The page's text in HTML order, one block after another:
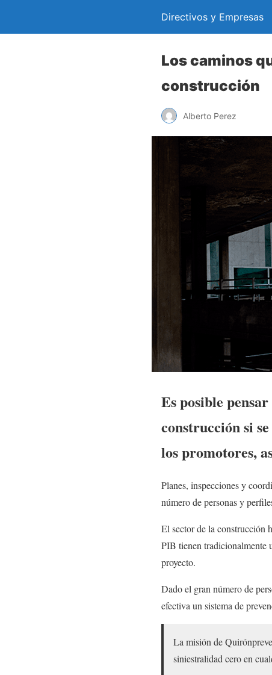
Directivos y Empresas
Los caminos
construcción
Alberto Perez
Es posible
construcción si
los promotores,
Planes, inspecciones y
número de personas y
El sector de la construcción
PIB tienen tradicionalmente
proyecto.
Dado el gran número de
efectiva un sistema de
La misión de
siniestralidad cero en